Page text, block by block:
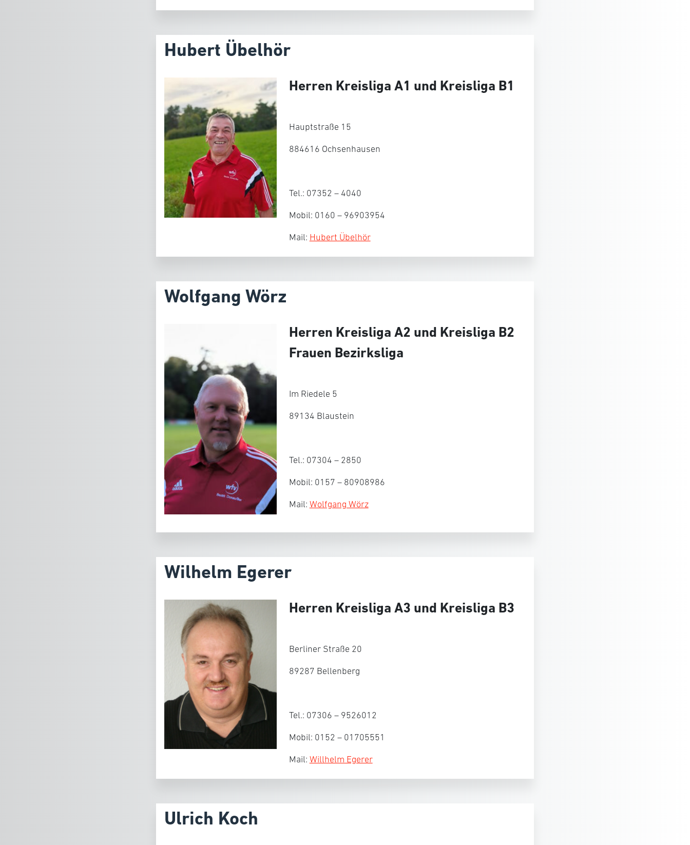
Hubert Übelhör
Herren Kreisliga A1 und Kreisliga B1
Hauptstraße 15
884616 Ochsenhausen
Tel.: 07352 – 4040
Mobil: 0160 – 96903954
Mail: Hubert Übelhör
Wolfgang Wörz
Herren Kreisliga A2 und Kreisliga B2
Frauen Bezirksliga
Im Riedele 5
89134 Blaustein
Tel.: 07304 – 2850
Mobil: 0157 – 80908986
Mail: Wolfgang Wörz
Wilhelm Egerer
Herren Kreisliga A3 und Kreisliga B3
Berliner Straße 20
89287 Bellenberg​​
Tel.: 07306 – 9526012
Mobil: 0152 – 01705551
Mail: Willhelm Egerer
Ulrich Koch